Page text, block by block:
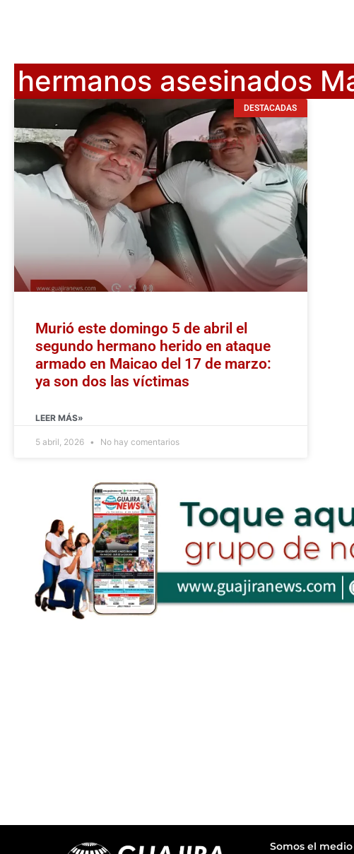
hermanos asesinados
DESTACADAS
Murió este domingo 5 de abril el
segundo hermano herido en ataque
armado en Maicao del 17 de marzo:
ya son dos las víctimas
LEER MÁS»
5 abril, 2026 No hay comentarios
Somos el